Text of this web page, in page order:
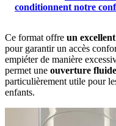
conditionnent notre
Ce format offre un
pour garantir un accès
empiéter de manière
permet une ouverture
particulièrement utile pour
enfants.